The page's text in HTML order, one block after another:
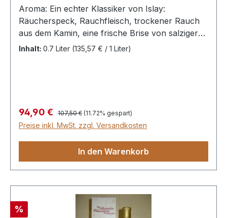
Aroma: Ein echter Klassiker von Islay:
Räucherspeck, Rauchfleisch, trockener Rauch
aus dem Kamin, eine frische Brise von salziger
Seeluft, etwas Hustensaft und Phenol.
Malts (Talisker?). Im Abgang auf den Lippen
wieder Meersalz, trockener Rauch,
Räucherschinken und Zigarrenrauch, dazu
dunkles angebranntes Toffee.
Inhalt: 0.7 Liter (135,57 € / 1 Liter)
Verkaufspreis:
94,90 € Regulärer Preis:
107,50 € (11.72% gespart)
Preise inkl. MwSt. zzgl. Versandkosten
In den Warenkorb
Rabatt
%